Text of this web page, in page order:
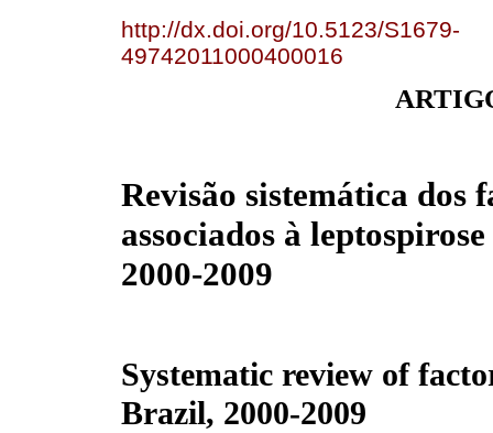
http://dx.doi.org/10.5123/S1679-
49742011000400016
Revisão sistemática dos
associados à
2000-2009
Systematic review of
Brazil, 2000-2009